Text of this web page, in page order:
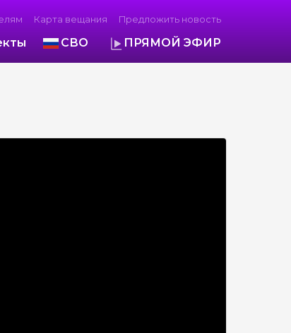
Карта вещания Предложить новость
СВО ПРЯМОЙ ЭФИР